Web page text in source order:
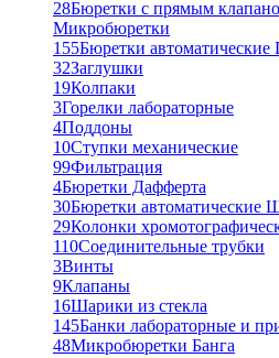
28Бюретки с прямым
Микробюретки
155Бюретки
32Заглушки
19Колпаки
3Горелки лабораторные
4Поддоны
10Ступки механические
99Фильтрация
4Бюретки Дафферта
30Бюретки автоматические
29Колонки
110Соединительные трубки
3Винты
9Клапаны
16Шарики из стекла
145Банки лабораторные и
48Микробюретки Банга